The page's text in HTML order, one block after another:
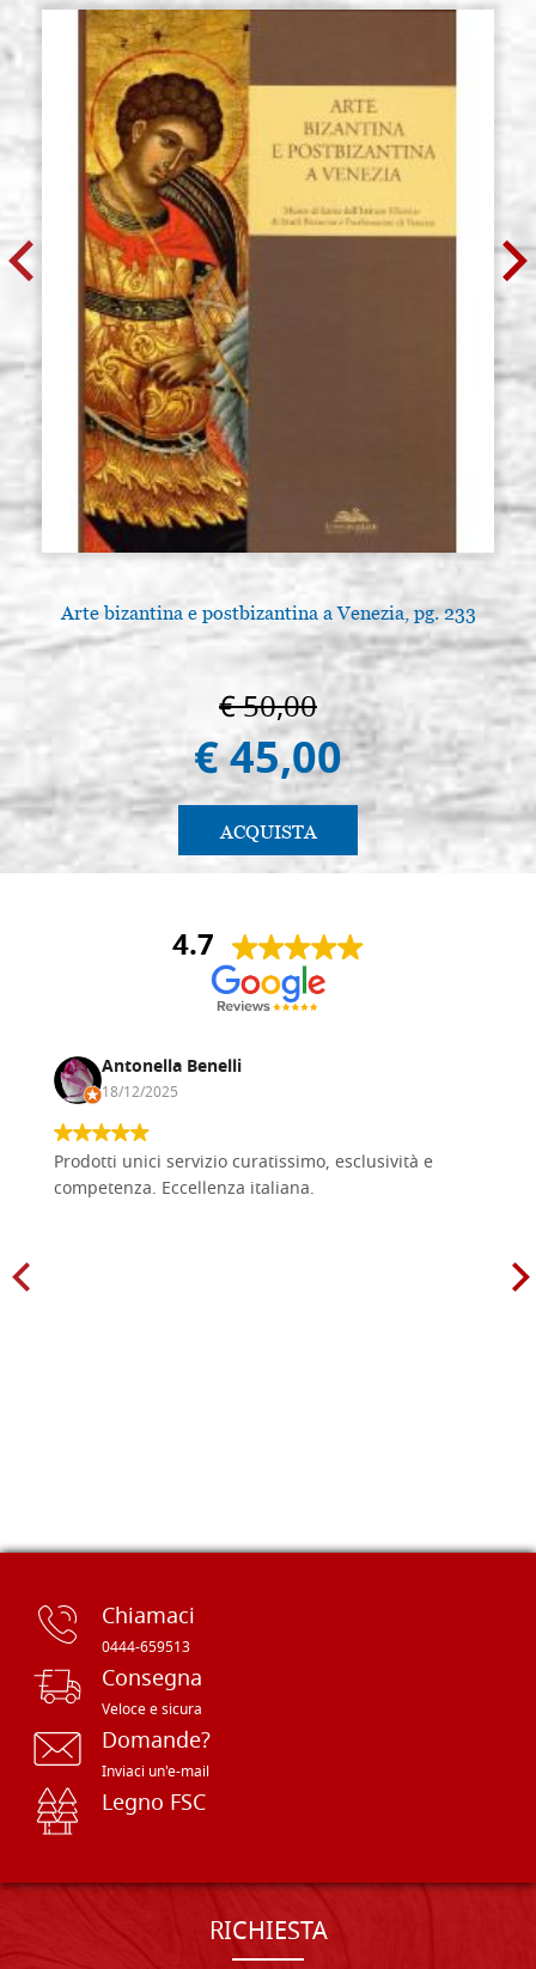
Arte bizantina e postbizantina a Venezia, pg. 233
€ 50,00
€ 45,00
ACQUISTA
4.7
Antonella Benelli
18/12/2025
Prodotti unici servizio curatissimo, esclusività e
competenza. Eccellenza italiana.
Chiamaci
0444-659513
Consegna
Veloce e sicura
Domande?
Inviaci un'e-mail
Legno FSC
RICHIESTA